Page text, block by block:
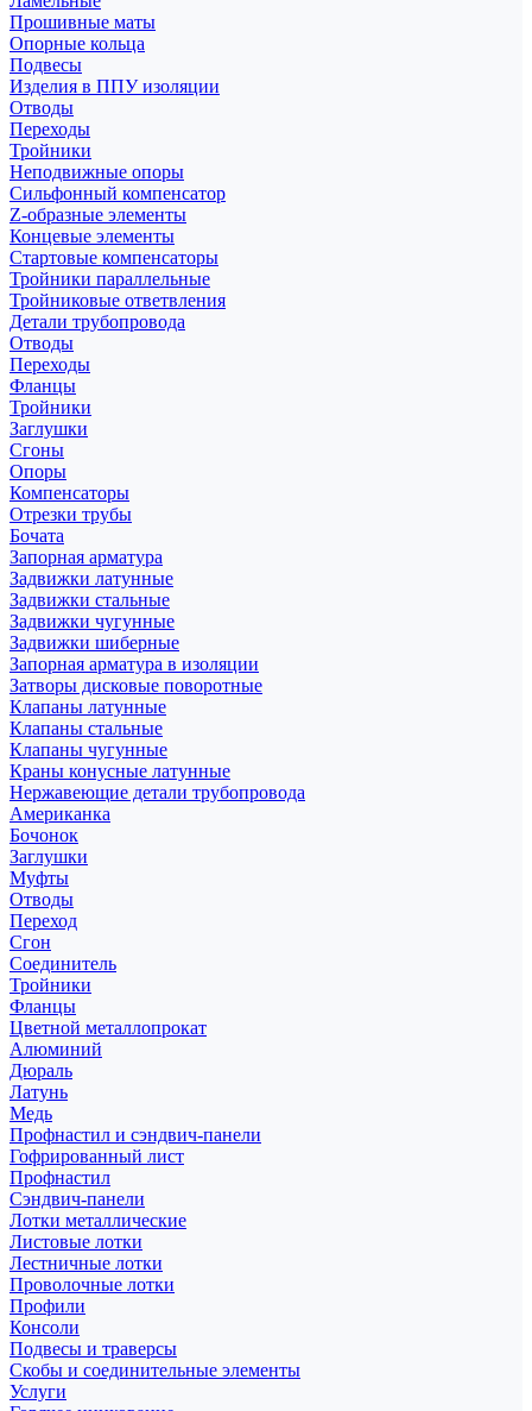
Прошивные маты
Опорные кольца
Подвесы
Изделия в ППУ изоляции
Отводы
Переходы
Тройники
Неподвижные опоры
Cильфонный компенсатор
Z-образные элементы
Концевые элементы
Стартовые компенсаторы
Тройники параллельные
Тройниковые ответвления
Детали трубопровода
Отводы
Переходы
Фланцы
Тройники
Заглушки
Сгоны
Опоры
Компенсаторы
Отрезки трубы
Бочата
Запорная арматура
Задвижки латунные
Задвижки стальные
Задвижки чугунные
Задвижки шиберные
Запорная арматура в изоляции
Затворы дисковые поворотные
Клапаны латунные
Клапаны стальные
Клапаны чугунные
Краны конусные латунные
Нержавеющие детали трубопровода
Американка
Бочонок
Заглушки
Муфты
Отводы
Переход
Сгон
Соединитель
Тройники
Фланцы
Цветной металлопрокат
Алюминий
Дюраль
Латунь
Медь
Профнастил и сэндвич-панели
Гофрированный лист
Профнастил
Сэндвич-панели
Лотки металлические
Листовые лотки
Лестничные лотки
Проволочные лотки
Профили
Консоли
Подвесы и траверсы
Скобы и соединительные элементы
Услуги